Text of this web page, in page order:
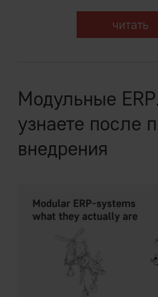
читать
Модульные
узнаете после
внедрения